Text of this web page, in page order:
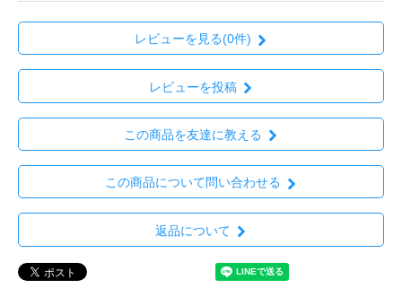
レビューを見る(0件)
レビューを投稿
この商品を友達に教える
この商品について問い合わせる
返品について